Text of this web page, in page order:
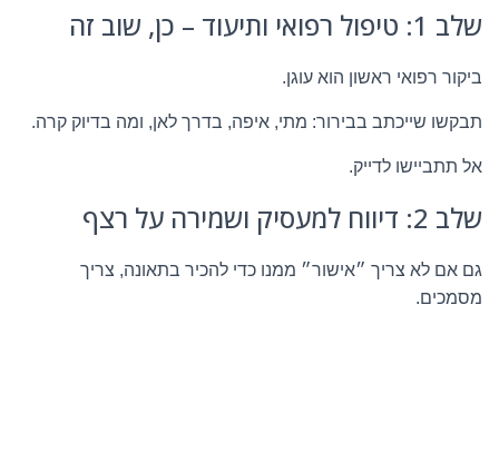
שלב 1: טיפול רפואי ותיעוד – כן, שוב זה
ביקור רפואי ראשון הוא עוגן.
תבקשו שייכתב בבירור: מתי, איפה, בדרך לאן, ומה בדיוק קרה.
אל תתביישו לדייק.
שלב 2: דיווח למעסיק ושמירה על רצף
גם אם לא צריך ״אישור״ ממנו כדי להכיר בתאונה, צריך
מסמכים.